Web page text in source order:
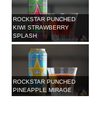
ROCKSTAR PUNCHED
KIWI STRAWBERRY
SPLASH
ROCKSTAR PUNCHED
PINEAPPLE MIRAGE